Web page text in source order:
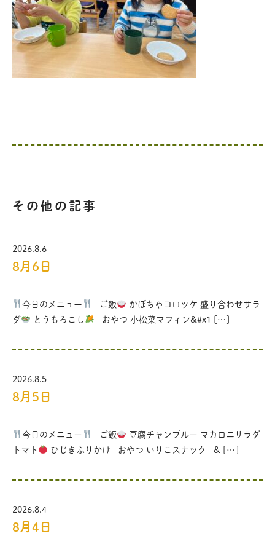
その他の記事
2026.8.6
8月6日
今日のメニュー ご飯
かぼちゃコロッケ 盛り合わせサラ
ダ
とうもろこし おやつ 小松菜マフィン&#x1 […]
2026.8.5
8月5日
今日のメニュー ご飯
豆腐チャンプルー マカロニサラダ
トマト
ひじきふりかけ おやつ いりこスナック & […]
2026.8.4
8月4日